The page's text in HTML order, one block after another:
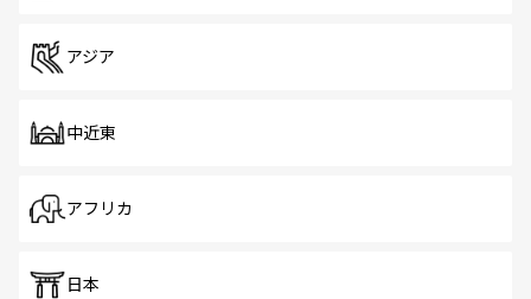
アジア
中近東
アフリカ
日本